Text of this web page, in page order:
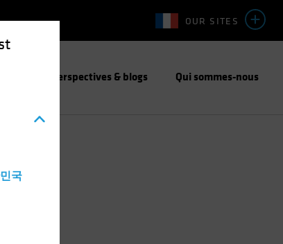
국
OUR SITES
Perspectives & blogs Qui sommes-nous